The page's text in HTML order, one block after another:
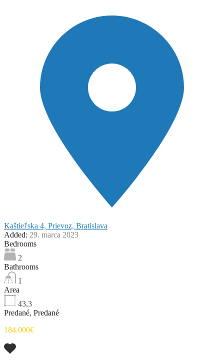
Kaštieľska 4, Prievoz, Bratislava
Added: 29. marca 2023
Bedrooms
2
Bathrooms
1
Area
43,3
Predané, Predané
184.000€